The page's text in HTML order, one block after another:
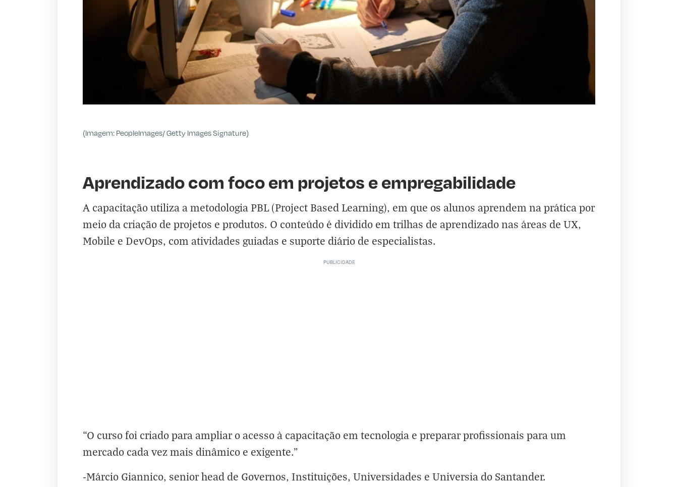
(Imagem: PeopleImages/ Getty Images Signature)
Aprendizado com foco em projetos e empregabilidade
A capacitação utiliza a metodologia PBL (Project Based Learning), em que os alunos aprendem na prática por
meio da criação de projetos e produtos. O conteúdo é dividido em trilhas de aprendizado nas áreas de UX,
Mobile e DevOps, com atividades guiadas e suporte diário de especialistas.
“O curso foi criado para ampliar o acesso à capacitação em tecnologia e preparar profissionais para um
mercado cada vez mais dinâmico e exigente.”
-Márcio Giannico, senior head de Governos, Instituições, Universidades e Universia do Santander.